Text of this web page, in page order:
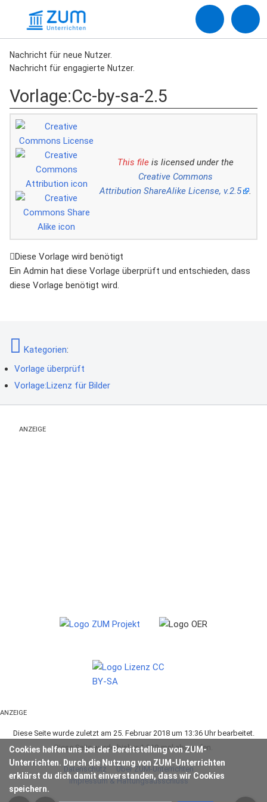
Nachricht für neue Nutzer.
Nachricht für engagierte Nutzer.
Vorlage:Cc-by-sa-2.5
This file is licensed under the
Creative Commons
Attribution ShareAlike License, v.2.5
.
Diese Vorlage wird benötigt
Ein Admin hat diese Vorlage überprüft und entschieden, dass
diese Vorlage benötigt wird.
Kategorien:
Vorlage überprüft
Vorlage:Lizenz für Bilder
Cookies helfen uns bei der Bereitstellung von ZUM-
Unterrichten. Durch die Nutzung von ZUM-Unterrichten
erklärst du dich damit einverstanden, dass wir Cookies
speichern.
ANZEIGE
ANZEIGE
Diese Seite wurde zuletzt am 25. Februar 2018 um 13:36 Uhr bearbeitet.
Diese Seite wurde bisher 1.319-mal abgerufen.
Datenschutz
Über ZUM-Unterrichten
Impressum & Haftungsausschluss